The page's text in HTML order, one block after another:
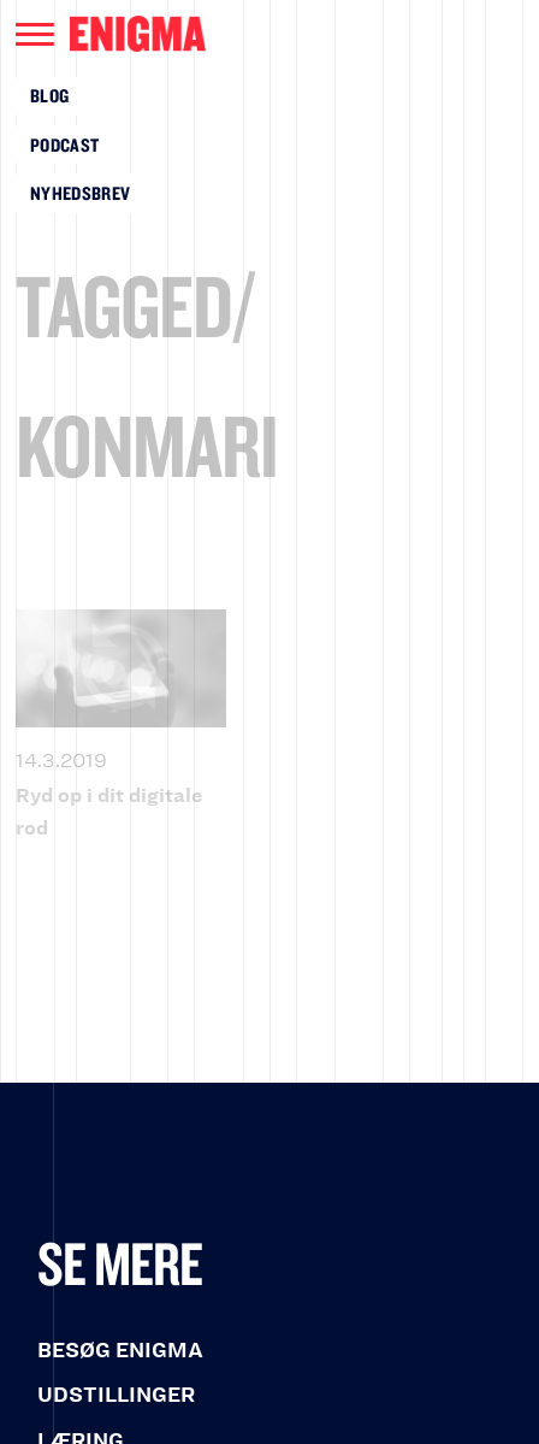
BLOG
PODCAST
NYHEDSBREV
TAGGED/
KONMARI
14.3.2019
Ryd op i dit digitale
rod
SE MERE
BESØG ENIGMA
UDSTILLINGER